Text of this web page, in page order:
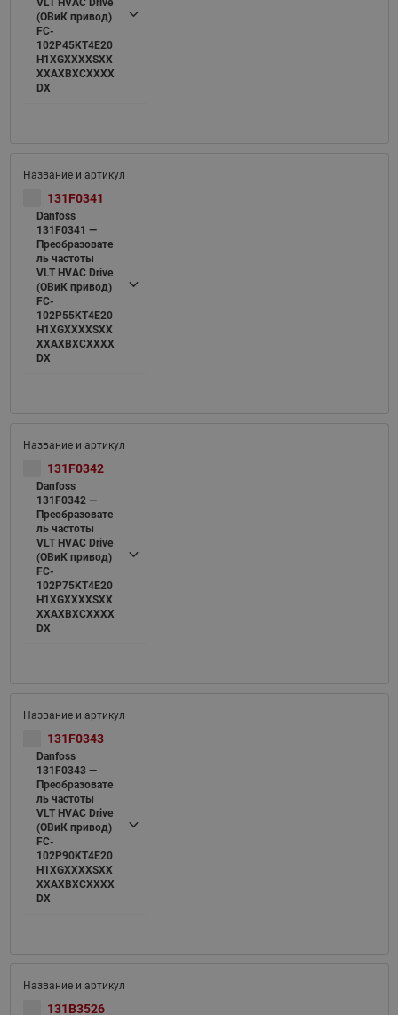
VLT HVAC Drive
(ОВиК привод)
FC-
102P45KT4E20
H1XGXXXXSXX
XXAXBXCXXXX
DX
131F0341
Danfoss
131F0341 —
Преобразовате
ль частоты
VLT HVAC Drive
(ОВиК привод)
FC-
102P55KT4E20
H1XGXXXXSXX
XXAXBXCXXXX
DX
131F0342
Danfoss
131F0342 —
Преобразовате
ль частоты
VLT HVAC Drive
(ОВиК привод)
FC-
102P75KT4E20
H1XGXXXXSXX
XXAXBXCXXXX
DX
131F0343
Danfoss
131F0343 —
Преобразовате
ль частоты
VLT HVAC Drive
(ОВиК привод)
FC-
102P90KT4E20
H1XGXXXXSXX
XXAXBXCXXXX
DX
131B3526